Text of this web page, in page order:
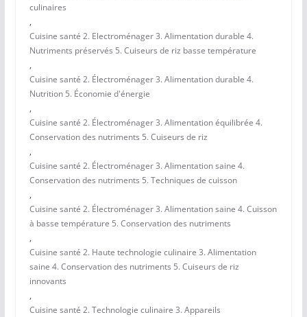
culinaires
,
Cuisine santé 2. Electroménager 3. Alimentation durable 4.
Nutriments préservés 5. Cuiseurs de riz basse température
,
Cuisine santé 2. Électroménager 3. Alimentation durable 4.
Nutrition 5. Économie d'énergie
,
Cuisine santé 2. Électroménager 3. Alimentation équilibrée 4.
Conservation des nutriments 5. Cuiseurs de riz
,
Cuisine santé 2. Électroménager 3. Alimentation saine 4.
Conservation des nutriments 5. Techniques de cuisson
,
Cuisine santé 2. Électroménager 3. Alimentation saine 4. Cuisson
à basse température 5. Conservation des nutriments
,
Cuisine santé 2. Haute technologie culinaire 3. Alimentation
saine 4. Conservation des nutriments 5. Cuiseurs de riz
innovants
,
Cuisine santé 2. Technologie culinaire 3. Appareils